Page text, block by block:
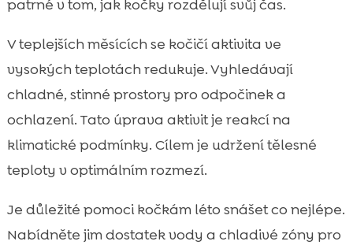
patrné v tom, jak kočky rozdělují svůj čas.
V teplejších měsících se kočičí aktivita ve
vysokých teplotách redukuje. Vyhledávají
chladné, stinné prostory pro odpočinek a
ochlazení. Tato úprava aktivit je reakcí na
klimatické podmínky. Cílem je udržení tělesné
teploty v optimálním rozmezí.
Je důležité pomoci kočkám léto snášet co nejlépe.
Nabídněte jim dostatek vody a chladivé zóny pro